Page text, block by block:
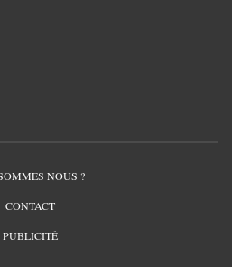
NOUS ?
CONTACT
PUBLICITÉ